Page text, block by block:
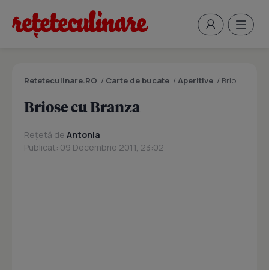
Reteteculinare.RO / Carte de bucate / Aperitive / Briose cu Branza
Briose cu Branza
Rețetă de Antonia
Publicat: 09 Decembrie 2011, 23:02